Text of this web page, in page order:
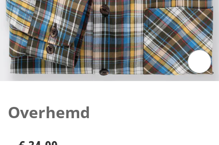
Overhemd
€ 34,99